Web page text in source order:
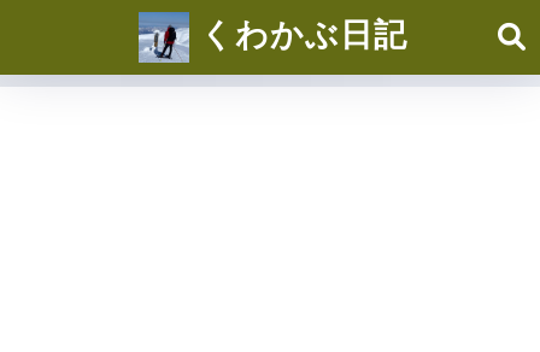
くわかぶ日記